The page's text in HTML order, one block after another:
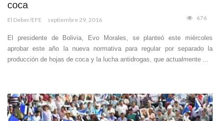
coca
El Deber/EFE septiembre 29, 2016 676
El presidente de Bolivia, Evo Morales, se planteó este miércoles
aprobar este año la nueva normativa para regular por separado la
producción de hojas de coca y la lucha antidrogas, que actualmente ...